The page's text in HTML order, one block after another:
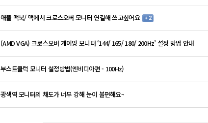
애플 맥북/ 맥에서 크로스오버 모니터 연결해 쓰고싶어요 + 2
(AMD VGA) 크로스오버 게이밍 모니터 ‘144/ 165/ 180/ 200Hz’ 설정 방법 안내
부스트클럭 모니터 설정방법(엔비디아편 - 100Hz)
광색역 모니터의 채도가 너무 강해 눈이 불편해요~